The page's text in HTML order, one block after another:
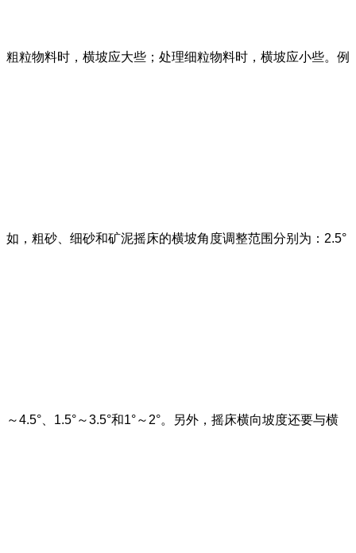
粗粒物料时，横坡应大些；处理细粒物料时，横坡应小些。例
如，粗砂、细砂和矿泥摇床的横坡角度调整范围分别为：2.5°
～4.5°、1.5°～3.5°和1°～2°。另外，摇床横向坡度还要与横